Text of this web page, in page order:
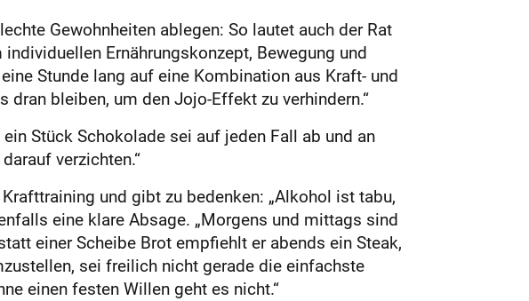
Gewohnheiten ablegen: So lautet auch der Rat
Ernährungskonzept, Bewegung und
Stunde lang auf eine Kombination aus Kraft- und
bleiben, um den Jojo-Effekt zu verhindern.“
Stück Schokolade sei auf jeden Fall ab und an
verzichten.“
und gibt zu bedenken: „Alkohol ist tabu,
eine klare Absage. „Morgens und mittags sind
einer Scheibe Brot empfiehlt er abends ein Steak,
sei freilich nicht gerade die einfachste
einen festen Willen geht es nicht.“